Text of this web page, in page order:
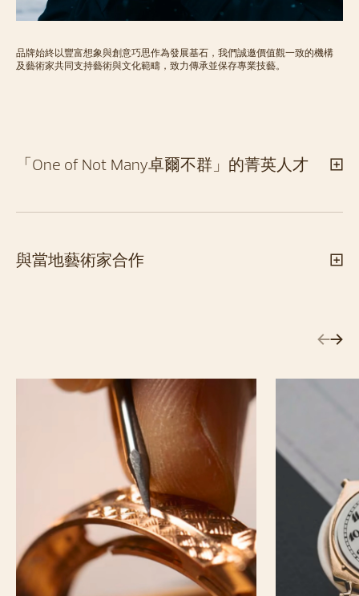
品牌始終以豐富想象與創意巧思作為發展基石，我們誠邀價值觀一致的機構
及藝術家共同支持藝術與文化範疇，致力傳承並保存專業技藝。
「One of Not Many卓爾不群」的菁英人才
與當地藝術家合作